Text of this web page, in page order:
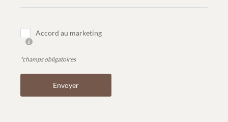
Accord au marketing
*champs obligatoires
Envoyer